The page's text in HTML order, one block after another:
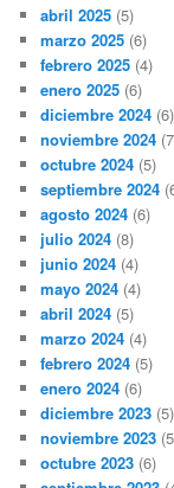
abril 2025 (5)
marzo 2025 (6)
febrero 2025 (4)
enero 2025 (6)
diciembre 2024 (6)
noviembre 2024
octubre 2024 (5)
septiembre 2024
agosto 2024 (6)
julio 2024 (8)
junio 2024 (4)
mayo 2024 (4)
abril 2024 (5)
marzo 2024 (4)
febrero 2024 (5)
enero 2024 (6)
diciembre 2023 (5)
noviembre 2023
octubre 2023 (6)